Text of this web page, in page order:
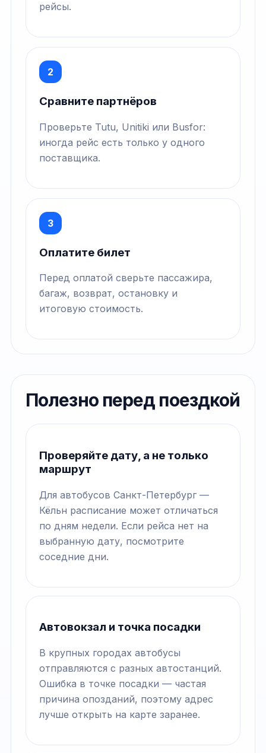
рейсы.
2
Сравните партнёров
Проверьте Tutu, Unitiki или Busfor:
иногда рейс есть только у одного
поставщика.
3
Оплатите билет
Перед оплатой сверьте пассажира,
багаж, возврат, остановку и
итоговую стоимость.
Полезно перед поездкой
Проверяйте дату, а не только
маршрут
Для автобусов Санкт-Петербург —
Кёльн расписание может отличаться
по дням недели. Если рейса нет на
выбранную дату, посмотрите
соседние дни.
Автовокзал и точка посадки
В крупных городах автобусы
отправляются с разных автостанций.
Ошибка в точке посадки — частая
причина опозданий, поэтому адрес
лучше открыть на карте заранее.